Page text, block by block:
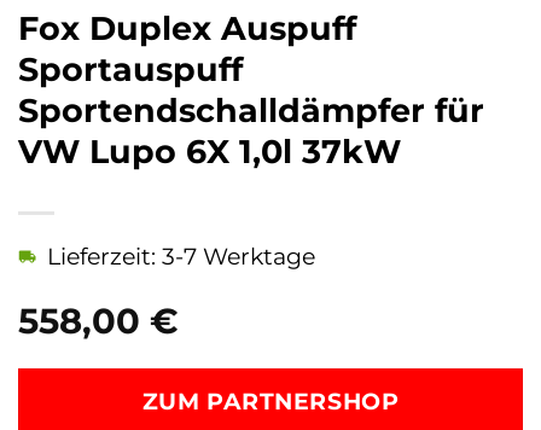
Fox Duplex Auspuff
Sportauspuff
Sportendschalldämpfer für
VW Lupo 6X 1,0l 37kW
558,00 €
Lieferzeit: 3-7 Werktage
ZUM PARTNERSHOP